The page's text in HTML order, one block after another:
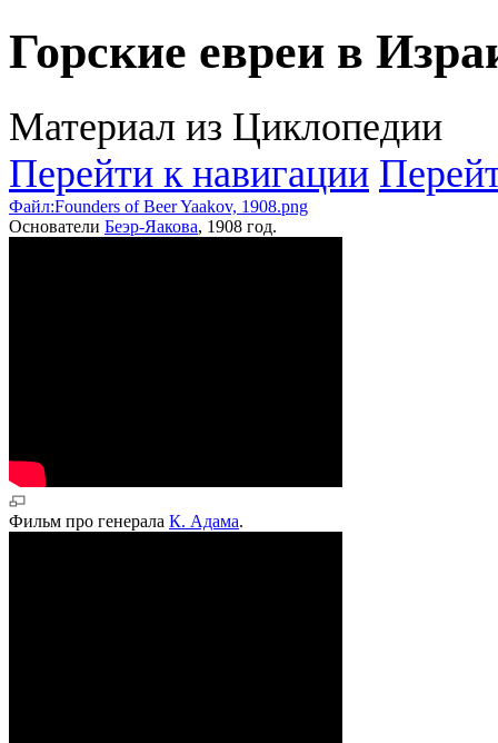
Горские евреи в
Материал из Циклопедии
Перейти к навигации
Файл:Founders of Beer Yaakov, 1908.png
Основатели Беэр-Яакова, 1908 год.
Фильм про генерала К. Адама.